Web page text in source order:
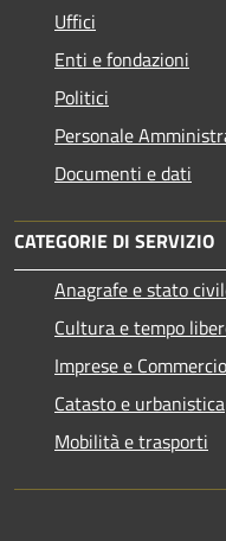
Uffici
Enti e fondazioni
Politici
Personale
Documenti e dati
CATEGORIE DI SERVIZIO
Anagrafe e stato
Cultura e tempo
Imprese e Commercio
Catasto e urbanistica
Mobilità e trasporti